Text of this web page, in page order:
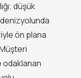
düşük
ön plana
odaklanan